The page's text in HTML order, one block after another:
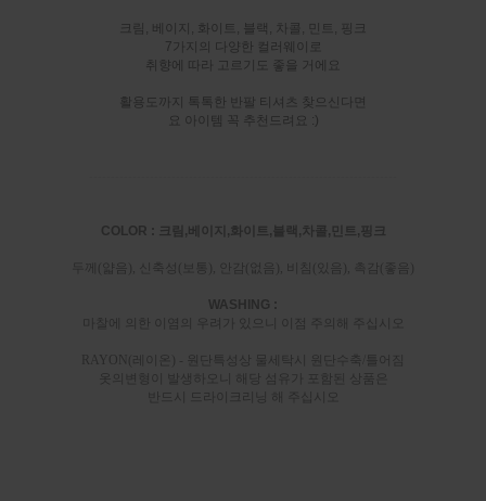
크림, 베이지, 화이트, 블랙, 차콜, 민트, 핑크
7가지의 다양한 컬러웨이로
취향에 따라 고르기도 좋을 거에요
활용도까지 톡톡한 반팔 티셔츠 찾으신다면
요 아이템 꼭 추천드려요 :)
COLOR : 크림,베이지,화이트,블랙,차콜,민트,핑크
두께(얇음), 신축성(보통), 안감(없음), 비침(있음), 촉감(좋음)
WASHING :
마찰에 의한 이염의 우려가 있으니 이점 주의해 주십시오
RAYON(레이온) - 원단특성상 물세탁시 원단수축/틀어짐
옷의변형이 발생하오니 해당 섬유가 포함된 상품은
반드시 드라이크리닝 해 주십시오